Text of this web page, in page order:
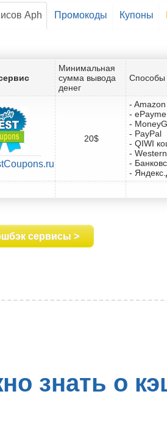
Aph Промокоды Купоны
Минимальная
сумма вывода
денег
Способы
20$
-
-
-
- PayPal
- QIWI
-
-
-
сервисы >
знать о